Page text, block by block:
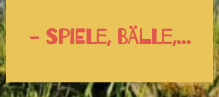
- Spiele, Bälle,...